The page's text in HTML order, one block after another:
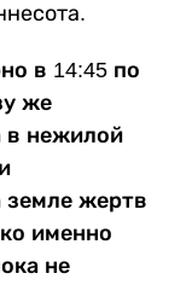
в 14:45 по
же
в нежилой
земле жертв
именно
не